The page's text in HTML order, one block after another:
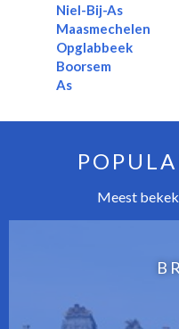
Niel-Bij-As
Maasmechelen
Opglabbeek
Boorsem
As
Meest